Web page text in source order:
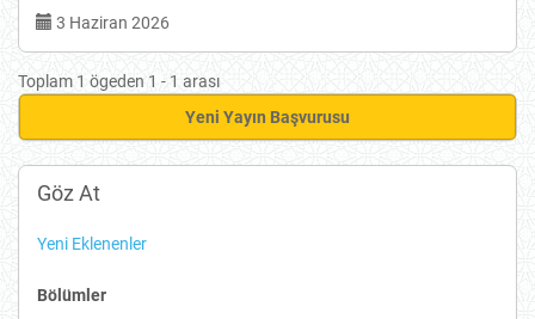
3 Haziran 2026
Toplam 1 ögeden 1 - 1 arası
Yeni
Yayın
Başvurusu
Yeni Yayın Başvurusu
Göz At
Yeni Eklenenler
Bölümler